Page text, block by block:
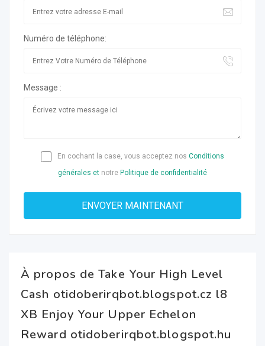
Numéro de téléphone:
Message :
En cochant la case, vous acceptez nos Conditions
générales et notre Politique de confidentialité
À propos de Take Your High Level
Cash otidoberirqbot.blogspot.cz l8
XB Enjoy Your Upper Echelon
Reward otidoberirqbot.blogspot.hu